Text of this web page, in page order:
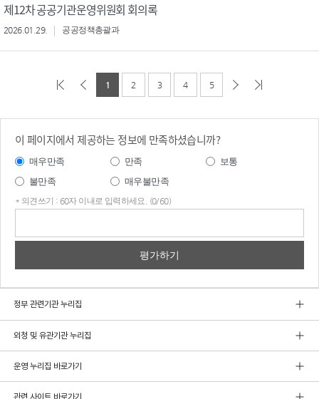
제12차 공공기관운영위원회 회의록
2026.01.29. 공공정책총괄과
1 2 3 4 5
이 페이지에서 제공하는 정보에 만족하셨습니까?
매우만족 만족
보통
불만족
매우불만족
* 의견쓰기 : 60자 이내로 입력하세요. (0/60)
정부 관련기관 누리집
외청 및 유관기관 누리집
운영 누리집 바로가기
관련 사이트 바로가기